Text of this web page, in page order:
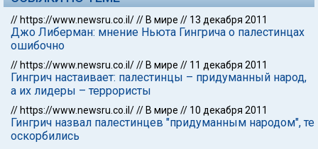
// https://www.newsru.co.il/// В мире // 13 декабря 2011
Джо Либерман: мнение Ньюта Гингрича о палестинцах
ошибочно
// https://www.newsru.co.il/// В мире // 11 декабря 2011
Гингрич настаивает: палестинцы – придуманный народ,
а их лидеры – террористы
// https://www.newsru.co.il/// В мире // 10 декабря 2011
Гингрич назвал палестинцев "придуманным народом", те
оскорбились